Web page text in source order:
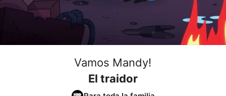
Vamos Mandy!
El traidor